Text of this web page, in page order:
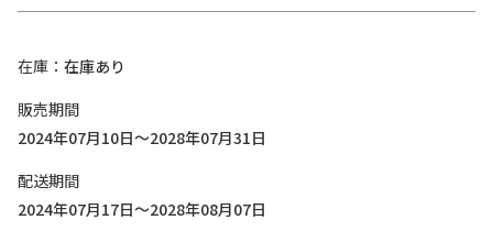
在庫
在庫あり
販売期間
2024年07月10日～2028年07月31日
配送期間
2024年07月17日～2028年08月07日